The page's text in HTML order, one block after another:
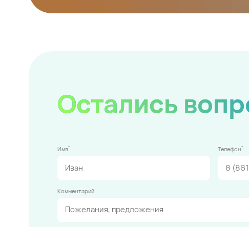
Остались
Имя* Телефон*
Комментарий